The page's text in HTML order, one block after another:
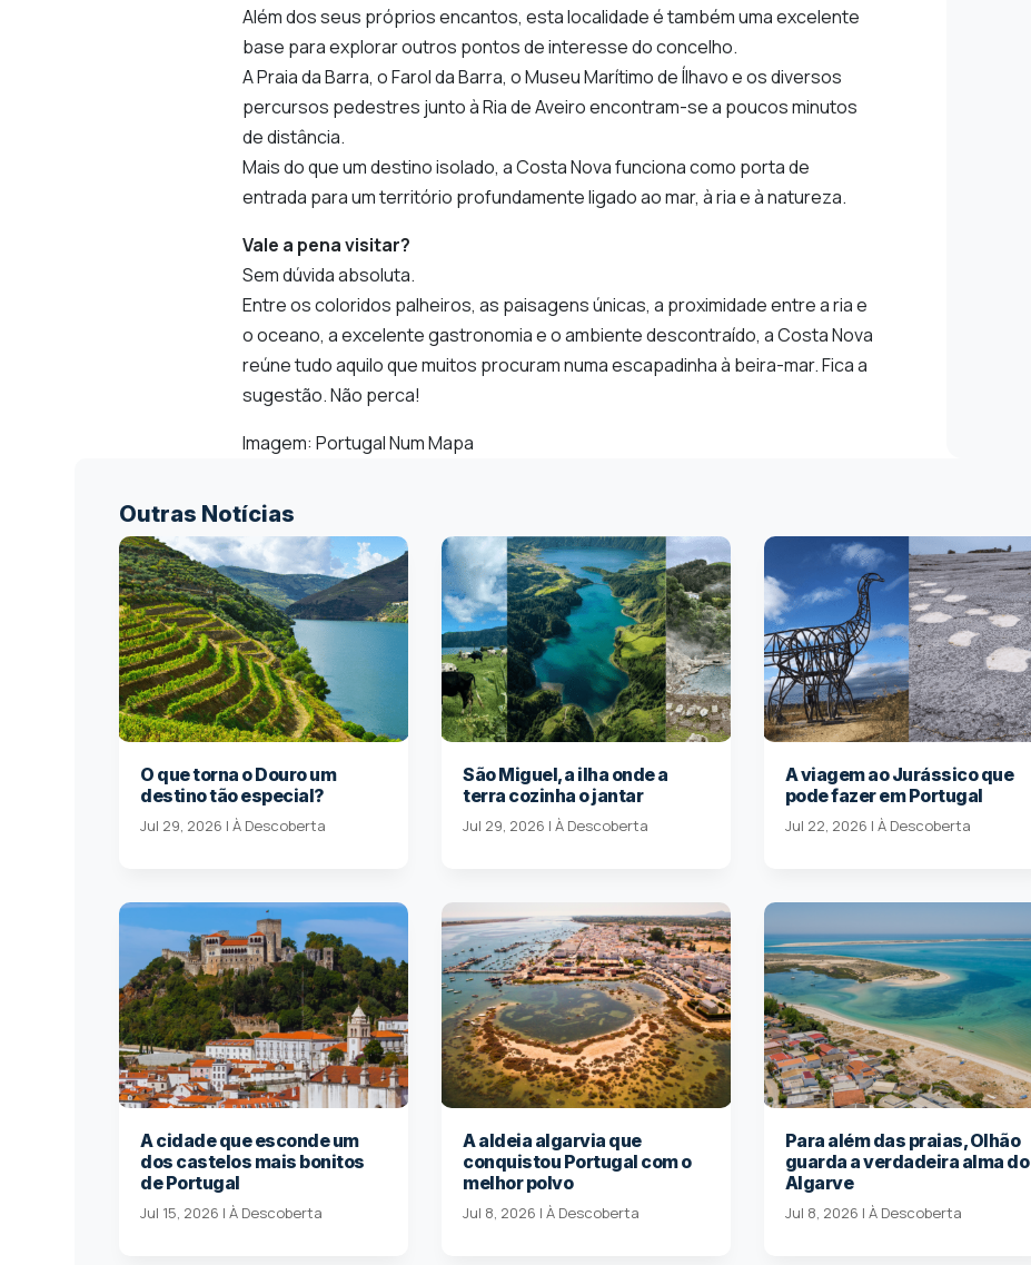
Além dos seus próprios encantos, esta localidade é também uma excelente
base para explorar outros pontos de interesse do concelho.
A Praia da Barra, o Farol da Barra, o Museu Marítimo de Ílhavo e os diversos
percursos pedestres junto à Ria de Aveiro encontram-se a poucos minutos
de distância.
Mais do que um destino isolado, a Costa Nova funciona como porta de
entrada para um território profundamente ligado ao mar, à ria e à natureza.
Vale a pena visitar?
Sem dúvida absoluta.
Entre os coloridos palheiros, as paisagens únicas, a proximidade entre a ria e
o oceano, a excelente gastronomia e o ambiente descontraído, a Costa Nova
reúne tudo aquilo que muitos procuram numa escapadinha à beira-mar. Fica a
sugestão. Não perca!
Imagem: Portugal Num Mapa
Outras Notícias
O que torna o Douro um
destino tão especial?
Jul 29, 2026 |À Descoberta
São Miguel, a ilha onde a
terra cozinha o jantar
Jul 29, 2026 |À Descoberta
A viagem ao Jurássico que
pode fazer em Portugal
Jul 22, 2026 | À Descoberta
A cidade que esconde um
dos castelos mais bonitos
de Portugal
Jul 15, 2026 |À Descoberta
A aldeia algarvia que
conquistou Portugal com o
melhor polvo
Jul 8, 2026 |À Descoberta
Para além das praias, Olhão
guarda a verdadeira alma do
Algarve
Jul 8, 2026 | À Descoberta